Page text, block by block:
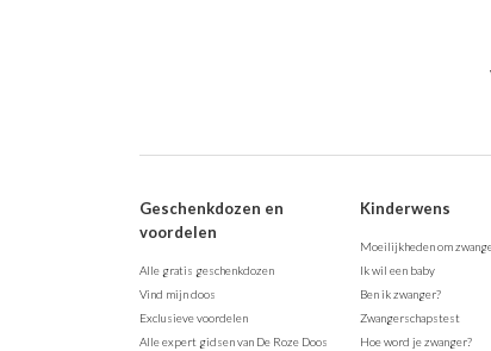
Geschenkdozen en
voordelen
Alle gratis geschenkdozen
Vind mijn doos
Exclusieve voordelen
Alle expert gidsen van De Roze Doos
Kinderwens
Moeilijkheden om
Ik wil een baby
Ben ik zwanger?
Zwangerschapstest
Hoe word je zwanger?